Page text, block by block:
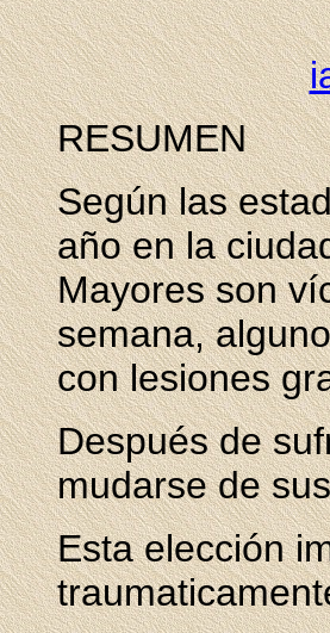
RESUMEN
Según las
año en la
Mayores son
semana,
con lesiones
Después de
mudarse de
Esta elección